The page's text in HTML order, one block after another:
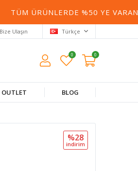
TÜM ÜRÜNLERDE %50 YE VARAN
Bize Ulaşın Türkçe
0 0
OUTLET BLOG
%28
i̇ndi̇ri̇m